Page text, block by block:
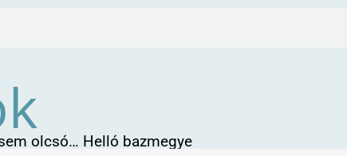
olcsó… Helló bazmegye